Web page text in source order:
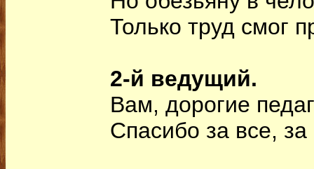
Только труд смог
2-й ведущий.
Вам, дорогие
Спасибо за все, за